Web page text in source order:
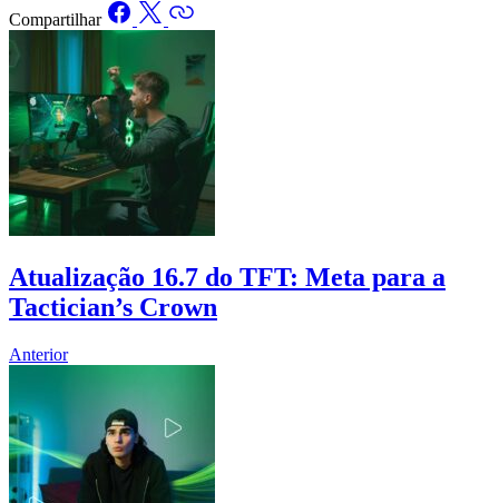
Compartilhar
Atualização 16.7 do TFT: Meta para a
Tactician’s Crown
Anterior